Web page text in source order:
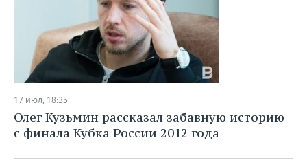
17 июл, 18:35
Олег Кузьмин рассказал забавную историю
с финала Кубка России 2012 года